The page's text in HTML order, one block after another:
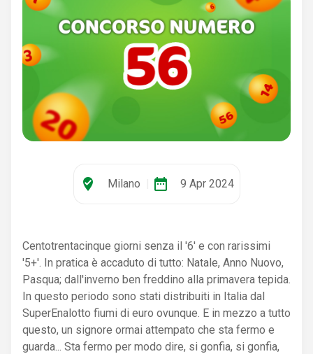
where_to_vote Milano date_range 9 Apr 2024
Centotrentacinque giorni senza il '6' e con rarissimi
'5+'. In pratica è accaduto di tutto: Natale, Anno Nuovo,
Pasqua; dall'inverno ben freddino alla primavera tepida.
In questo periodo sono stati distribuiti in Italia dal
SuperEnalotto fiumi di euro ovunque. E in mezzo a tutto
questo, un signore ormai attempato che sta fermo e
guarda... Sta fermo per modo dire, si gonfia, si gonfia,